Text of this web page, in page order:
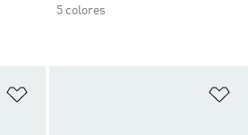
5 colores